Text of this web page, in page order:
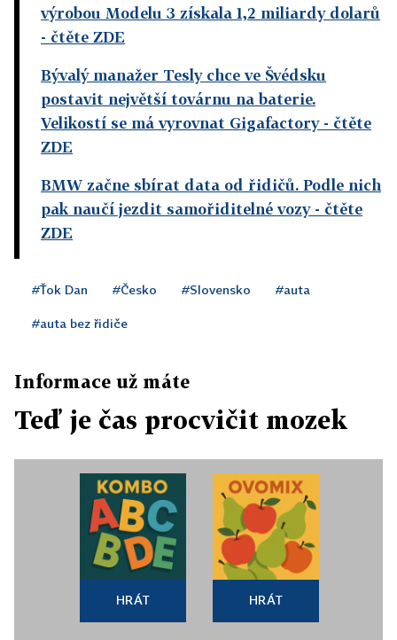
výrobou Modelu 3 získala 1,2 miliardy dolarů
- čtěte ZDE
Bývalý manažer Tesly chce ve Švédsku
postavit největší továrnu na baterie.
Velikostí se má vyrovnat Gigafactory- čtěte
ZDE
BMW začne sbírat data od řidičů. Podle nich
pak naučí jezdit samořiditelné vozy- čtěte
ZDE
#Ťok Dan #Česko #Slovensko #auta
#auta bez řidiče
Informace už máte
Teď je čas procvičit mozek
HRÁT HRÁT